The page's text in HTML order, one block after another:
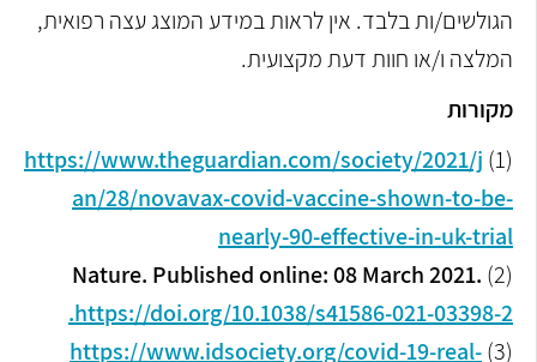
הגולשים/ות בלבד. אין לראות במידע המוצג עצה רפואית,
המלצה ו/או חוות דעת מקצועית.
מקורות
(1)
https://www.theguardian.com/society/2021/j
an/28/novavax-covid-vaccine-shown-to-be-
nearly-90-effective-in-uk-trial
(2)
Nature. Published online: 08 March 2021.
https://doi.org/10.1038/s41586-021-03398-2.
(3)
https://www.idsociety.org/covid-19-real-